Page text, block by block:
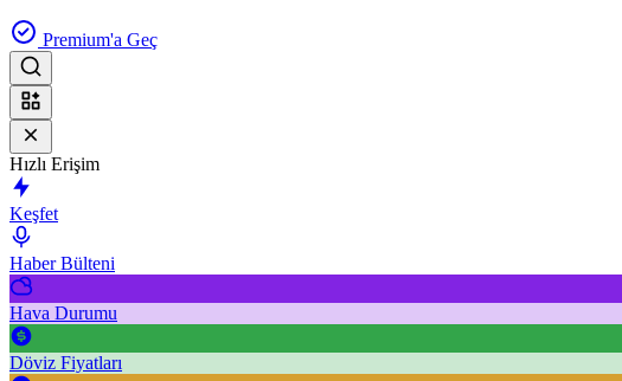
Premium'a Geç
Hızlı Erişim
Keşfet
Haber Bülteni
Hava Durumu
Döviz Fiyatları